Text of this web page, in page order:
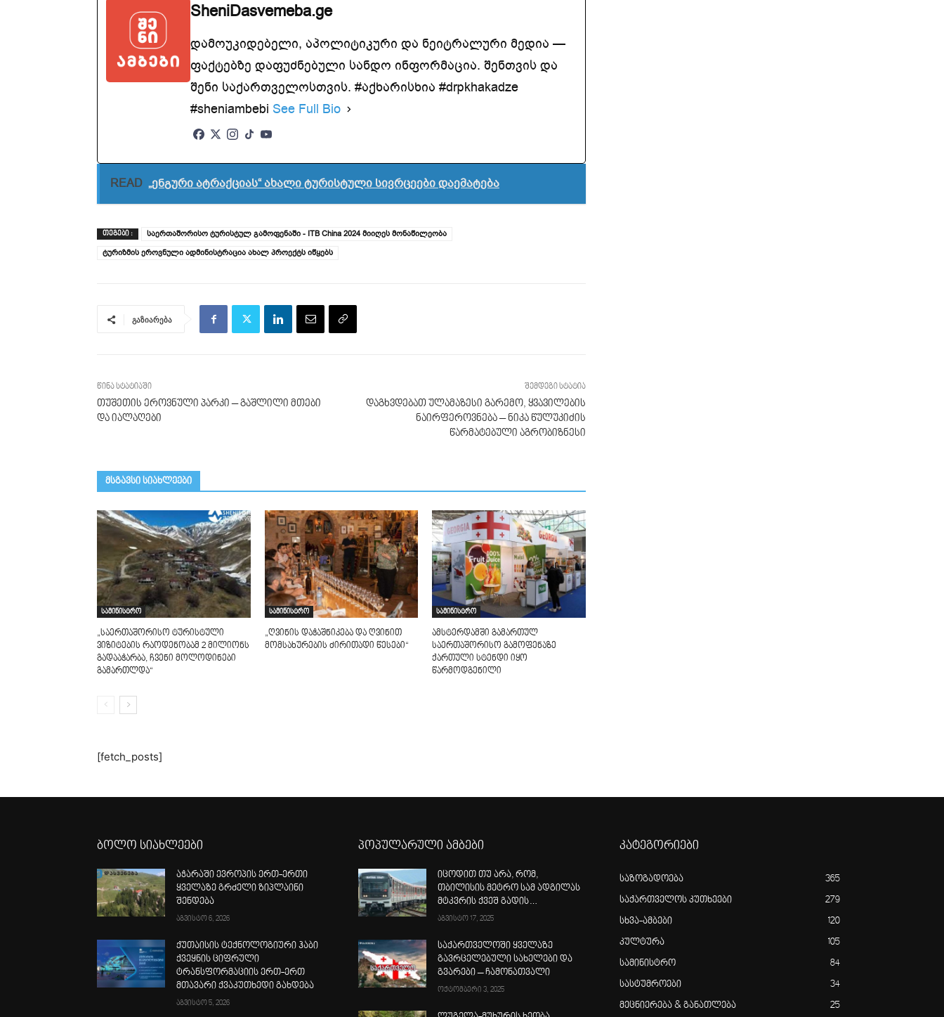
SheniDasvemeba.ge
დამოუკიდებელი, აპოლიტიკური და ნეიტრალური მედია —
ფაქტებზე დაფუძნებული სანდო ინფორმაცია. შენთვის და
შენი საქართველოსთვის. #აქხარისხია #drpkhakadze
#sheniambebi See Full Bio
READ „ენგური ატრაქციას“ ახალი ტურისტული სივრცეები დაემატება
ᲗᲔᲒᲔᲑᲘ :
საერთაშორისო ტურისტულ გამოფენაში - ITB China 2024 მიიღეს მონაწილეობა
ტურიზმის ეროვნული ადმინისტრაცია ახალ პროექტს იწყებს
გაზიარება
წინა სტატიაში
თუშეთის ეროვნული პარკი – გაშლილი მთები
და იალაღები
შემდეგი სტატია
დაგხვდებათ ულამაზესი გარემო, ყვავილების
ნაირფეროვნება – ნიკა წულუკიძის
წარმატებული აგრობიზნესი
მსგავსი სიახლეები
სამინისტრო
„საერთაშორისო ტურისტული
ვიზიტების რაოდენობამ 2 მილიონს
გადააჭარბა, ჩვენი მოლოდინები
გამართლდა“
სამინისტრო
„ღვინის დაჭაშნიკება და ღვინით
მომსახურების ძირითადი წესები“
სამინისტრო
ამსტერდამში გამართულ
საერთაშორისო გამოფენაზე
ქართული სტენდი იყო
წარმოდგენილი
[fetch_posts]
ბოლო სიახლეები
აჭარაში ევროპის ერთ-ერთი
ყველაზე გრძელი ზიპლაინი
შენდება
აგვისტო 6, 2026
ქუთაისის ტექნოლოგიური ჰაბი
ქვეყნის ციფრული
ტრანსფორმაციის ერთ-ერთ
მთავარი ქვაკუთხედი გახდება
აგვისტო 5, 2026
პოპულარული ამბები
იცოდით თუ არა, რომ,
თბილისის მეტრო სამ ადგილას
მტკვრის ქვეშ გადის…
აგვისტო 17, 2025
საქართველოში ყველაზე
გავრცელებული სახელები და
გვარები – ჩამონათვალი
ოქტომბერი 3, 2025
კატეგორიები
საზოგადოება 365
საქართველოს კუთხეები 279
სხვა-ამბები 120
კულტურა 105
სამინისტრო 84
სასტუმროები 34
მეცნიერება & განათლება 25